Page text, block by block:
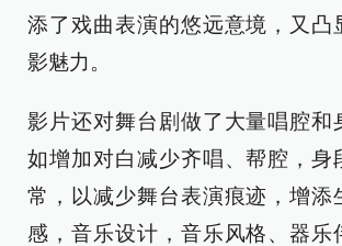
添了戏曲表演的悠远意境，又凸
影魅力。
影片还对舞台剧做了大量唱腔和
如增加对白减少齐唱、帮腔，身
常，以减少舞台表演痕迹，增添
感，音乐设计，音乐风格、器乐